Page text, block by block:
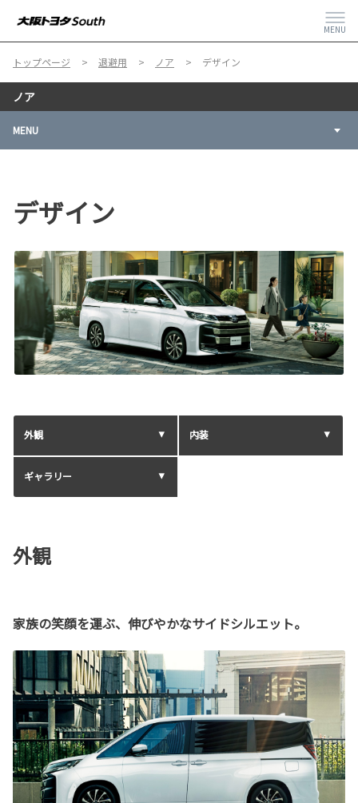
MENU
トップページ 退避用 ノア デザイン
ノア
MENU
デザイン
外観 内装
ギャラリー
外観
家族の笑顔を運ぶ、伸びやかなサイドシルエット。